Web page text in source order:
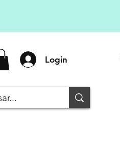
Login